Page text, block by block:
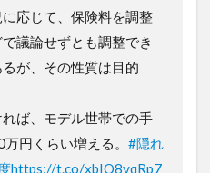
応じて、保険料を調整
議論せずとも調整でき
が、その性質は目的
ば、モデル世帯での手
円くらい増える。 #隠れ
https://t.co/xbIQ8vqRp7